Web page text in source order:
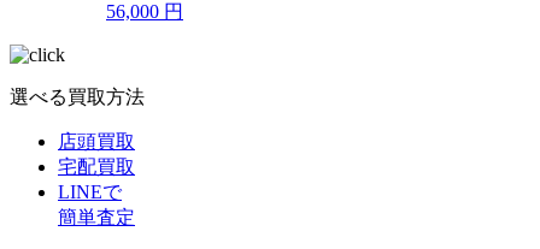
56,000 円
選べる買取方法
店頭買取
宅配買取
LINEで
簡単査定